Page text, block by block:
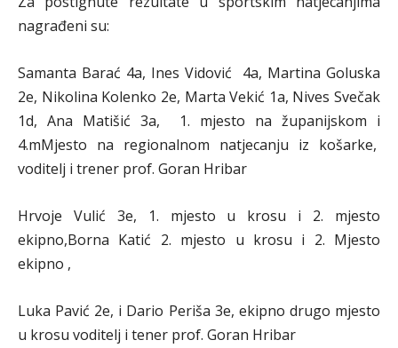
nagrađeni su:
Samanta Barać 4a, Ines Vidović 4a, Martina Goluska
2e, Nikolina Kolenko 2e, Marta Vekić 1a, Nives Svečak
1d, Ana Matišić 3a, 1. mjesto na županijskom i
4.mMjesto na regionalnom natjecanju iz košarke,
voditelj i trener prof. Goran Hribar
Hrvoje Vulić 3e, 1. mjesto u krosu i 2. mjesto
ekipno,Borna Katić 2. mjesto u krosu i 2. Mjesto
ekipno ,
Luka Pavić 2e, i Dario Periša 3e, ekipno drugo mjesto
u krosu voditelj i tener prof. Goran Hribar